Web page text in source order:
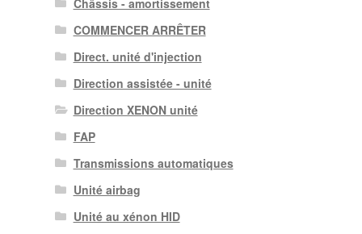
Châssis - amortissement
COMMENCER ARRÊTER
Direct. unité d'injection
Direction assistée - unité
Direction XENON unité
FAP
Transmissions automatiques
Unité airbag
Unité au xénon HID